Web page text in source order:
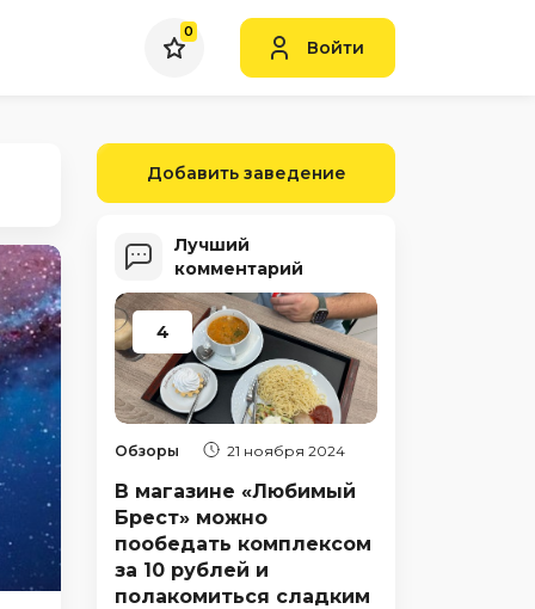
0
Войти
Добавить заведение
Лучший
комментарий
4
Обзоры 21 ноября 2024
В магазине «Любимый
Брест» можно
пообедать комплексом
за 10 рублей и
полакомиться сладким